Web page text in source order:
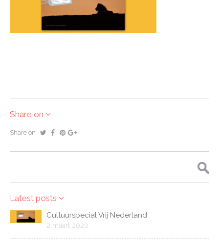
Share on
Share on
Latest posts
Cultuurspecial Vrij Nederland
2 maart 2020